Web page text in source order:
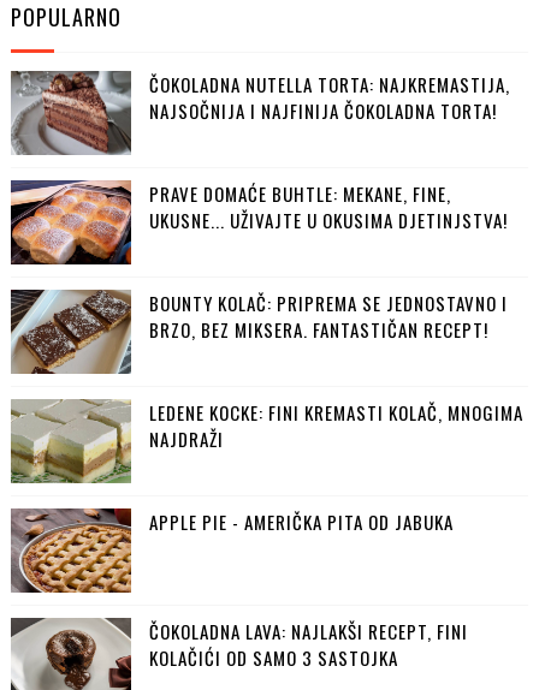
POPULARNO
ČOKOLADNA NUTELLA TORTA: NAJKREMASTIJA,
NAJSOČNIJA I NAJFINIJA ČOKOLADNA TORTA!
PRAVE DOMAĆE BUHTLE: MEKANE, FINE,
UKUSNE... UŽIVAJTE U OKUSIMA DJETINJSTVA!
BOUNTY KOLAČ: PRIPREMA SE JEDNOSTAVNO I
BRZO, BEZ MIKSERA. FANTASTIČAN RECEPT!
LEDENE KOCKE: FINI KREMASTI KOLAČ, MNOGIMA
NAJDRAŽI
APPLE PIE - AMERIČKA PITA OD JABUKA
ČOKOLADNA LAVA: NAJLAKŠI RECEPT, FINI
KOLAČIĆI OD SAMO 3 SASTOJKA